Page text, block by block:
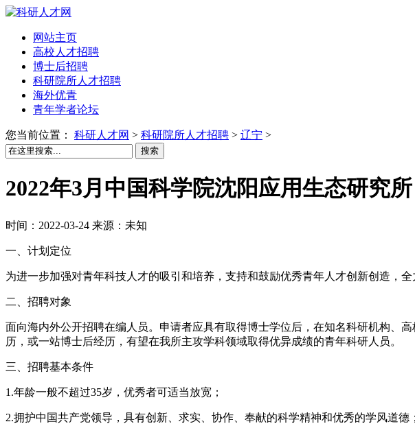
网站主页
高校人才招聘
博士后招聘
科研院所人才招聘
海外优青
青年学者论坛
您当前位置： 科研人才网 > 科研院所人才招聘 > 辽宁 >
搜索
2022年3月中国科学院沈阳应用生态研究
时间：2022-03-24 来源：未知
一、计划定位
为进一步加强对青年科技人才的吸引和培养，支持和鼓励优秀青年人才创新创造，
二、招聘对象
面向海内外公开招聘在编人员。申请者应具有取得博士学位后，在知名科研机构、
历，或一站博士后经历，有望在我所主攻学科领域取得优异成绩的青年科研人员。
三、招聘基本条件
1.年龄一般不超过35岁，优秀者可适当放宽；
2.拥护中国共产党领导，具有创新、求实、协作、奉献的科学精神和优秀的学风道德；